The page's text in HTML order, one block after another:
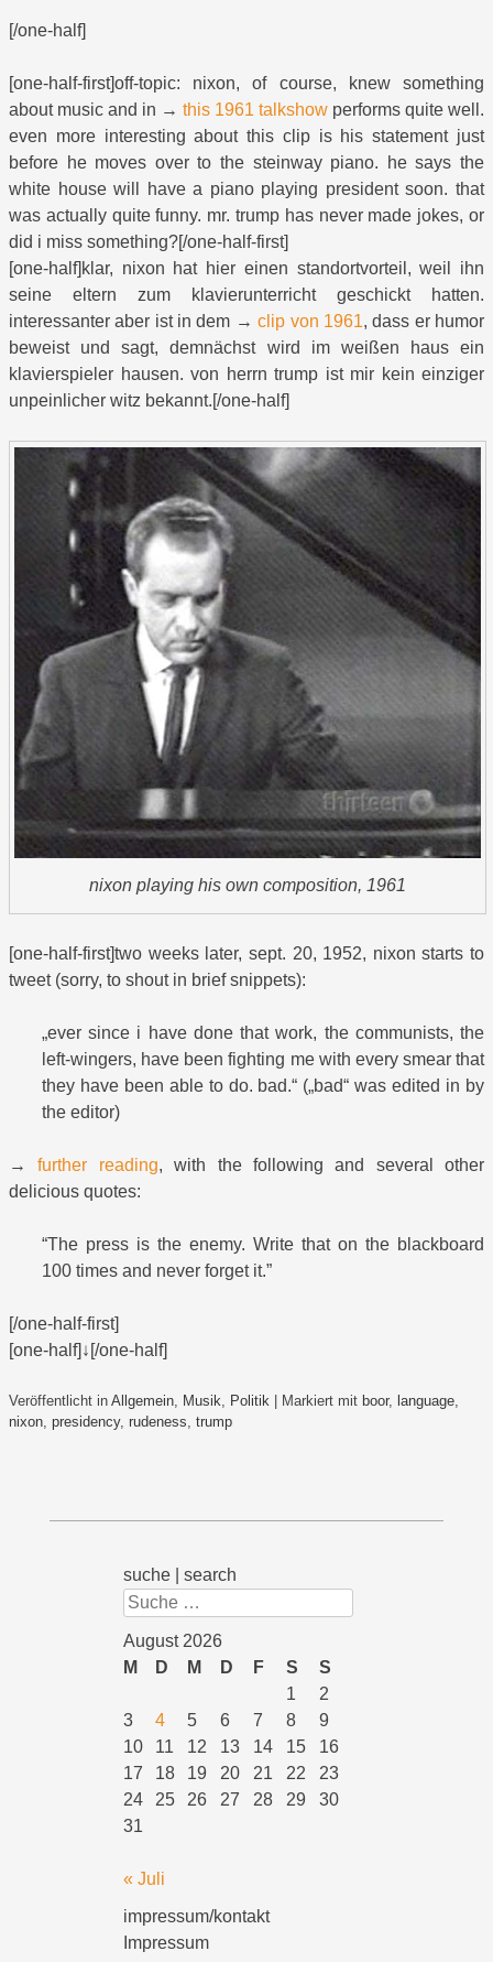
[/one-half]
[one-half-first]off-topic: nixon, of course, knew something
about music and in → this 1961 talkshow performs quite well.
even more interesting about this clip is his statement just
before he moves over to the steinway piano. he says the
white house will have a piano playing president soon. that
was actually quite funny. mr. trump has never made jokes, or
did i miss something?[/one-half-first]
[one-half]klar, nixon hat hier einen standortvorteil, weil ihn
seine eltern zum klavierunterricht geschickt hatten.
interessanter aber ist in dem →clip von 1961, dass er humor
beweist und sagt, demnächst wird im weißen haus ein
klavierspieler hausen. von herrn trump ist mir kein einziger
unpeinlicher witz bekannt.[/one-half]
nixon playing his own composition, 1961
[one-half-first]two weeks later, sept. 20, 1952, nixon starts to
tweet (sorry, to shout in brief snippets):
„ever since i have done that work, the communists, the
left-wingers, have been fighting me with every smear that
they have been able to do. bad.“ („bad“ was edited in by
the editor)
→further reading, with the following and several other
delicious quotes:
“The press is the enemy. Write that on the blackboard
100 times and never forget it.”
[/one-half-first]
[one-half]↓[/one-half]
Veröffentlicht in Allgemein, Musik, Politik Markiert mit boor, language,
nixon, presidency, rudeness, trump
suche | search
Suchen
August 2026
M
D M D F S
S
1
2
3
4 5 6 7 8
9
10
11 12 13 14 15
16
17
18 19 20 21 22
23
24
25 26 27 28 29
30
31
« Juli
impressum/kontakt
Impressum